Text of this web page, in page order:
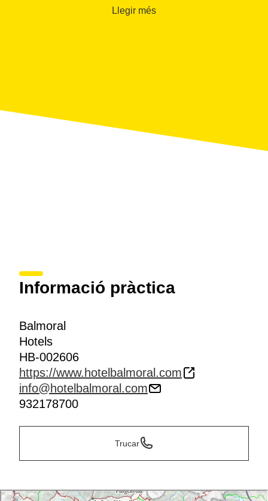
Llegir més
Informació pràctica
Balmoral
Hotels
HB-002606
https://www.hotelbalmoral.com
info@hotelbalmoral.com
932178700
Trucar